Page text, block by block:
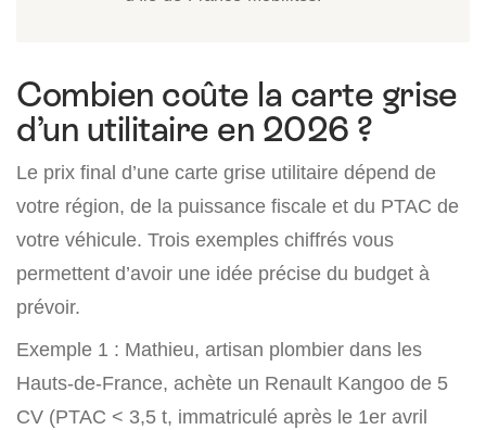
Combien coûte la carte grise
d’un utilitaire en 2026 ?
Le prix final d’une carte grise utilitaire dépend de
votre région, de la puissance fiscale et du PTAC de
votre véhicule. Trois exemples chiffrés vous
permettent d’avoir une idée précise du budget à
prévoir.
Exemple 1 : Mathieu, artisan plombier dans les
Hauts-de-France, achète un Renault Kangoo de 5
CV (PTAC < 3,5 t, immatriculé après le 1er avril